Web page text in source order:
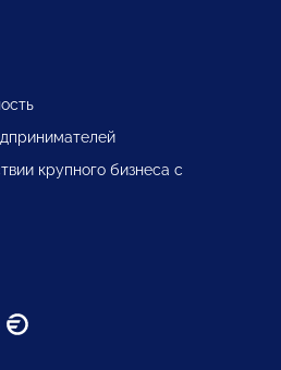
крупного бизнеса с